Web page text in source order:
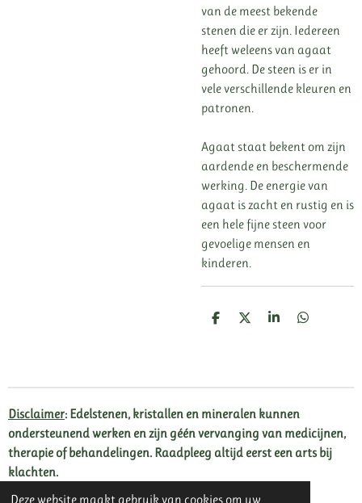
Deze website maakt gebruik van cookies om uw
van de meest bekende
stenen die er zijn. Iedereen
heeft weleens van agaat
gehoord. De steen is er in
vele verschillende kleuren en
patronen.
Agaat staat bekent om zijn
aardende en beschermende
werking. De energie van
agaat is zacht en rustig en is
een hele fijne steen voor
gevoelige mensen en
kinderen.
D
D
S
D
Disclaimer: Edelstenen, kristallen en mineralen kunnen
ondersteunend werken en zijn géén vervanging van medicijnen,
therapie of behandelingen. Raadpleeg altijd eerst een arts bij
klachten.